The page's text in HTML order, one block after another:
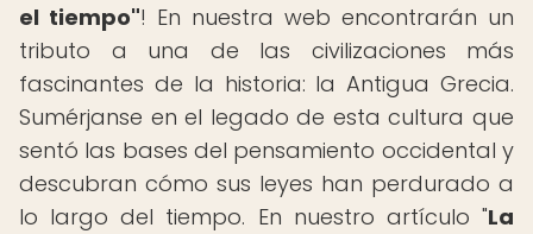
el tiempo"! En nuestra web encontrarán un
tributo a una de las civilizaciones más
fascinantes de la historia: la Antigua Grecia.
Sumérjanse en el legado de esta cultura que
sentó las bases del pensamiento occidental y
descubran cómo sus leyes han perdurado a
lo largo del tiempo. En nuestro artículo "La